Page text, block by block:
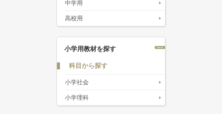
中学用
高校用
小学用教材を探す
科目から探す
小学社会
小学理科